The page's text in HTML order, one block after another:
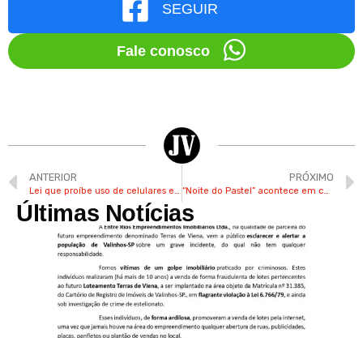
SEGUIR
Fale conosco
ANTERIOR
Lei que proíbe uso de celulares em escolas de São Paulo é sancionada pelo governador
PRÓXIMO
“Noite do Pastel” acontece em comunidade do Jd. Jurema em Valinhos neste sábado
Últimas Notícias